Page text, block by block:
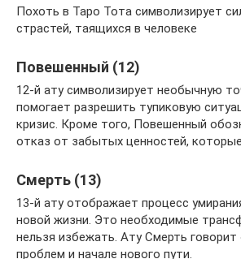
Похоть в Таро Тота символизирует
страстей, таящихся в человеке
Повешенный (12)
12-й ату символизирует необычную
помогает разрешить тупиковую
кризис. Кроме того, Повешенный
отказ от забытых ценностей,
Смерть (13)
13-й ату отображает процесс
новой жизни. Это необходимые
нельзя избежать. Ату Смерть говорит
проблем и начале нового пути.